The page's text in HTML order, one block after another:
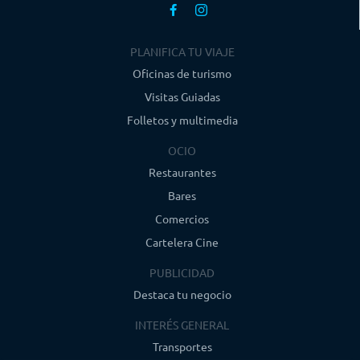
PLANIFICA TU VIAJE
Oficinas de turismo
Visitas Guiadas
Folletos y multimedia
OCIO
Restaurantes
Bares
Comercios
Cartelera Cine
PUBLICIDAD
Destaca tu negocio
INTERÉS GENERAL
Transportes